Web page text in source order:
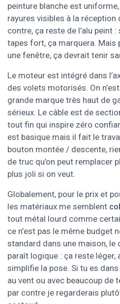
peinture blanche est
rayures visibles à la réception
contre, ça reste de l’alu peint
tapes fort, ça marquera. Mais
une fenêtre, ça devrait tenir
Le moteur est intégré dans
des volets motorisés. On
grande marque très haut de
sérieux. Le câble est de
tout fin qui inspire zéro
est basique mais il fait le
bouton montée / descente,
de truc qu’on peut remplacer
plus joli si on veut.
Globalement, pour le prix et
les matériaux me semblent
tout métal lourd comme
ce n’est pas le même budget
standard dans une maison, le
paraît logique : ça reste léger,
simplifie la pose. Si tu es
au vent ou avec beaucoup de
par contre je regarderais